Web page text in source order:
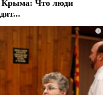
Крыма: Что люди
i